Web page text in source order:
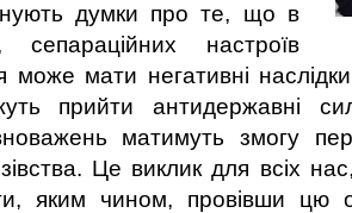
думки про те, що в
сепараційних настроїв
може мати негативні
прийти антидержавні
матимуть змогу
Це виклик для всіх
яким чином, провівши цю